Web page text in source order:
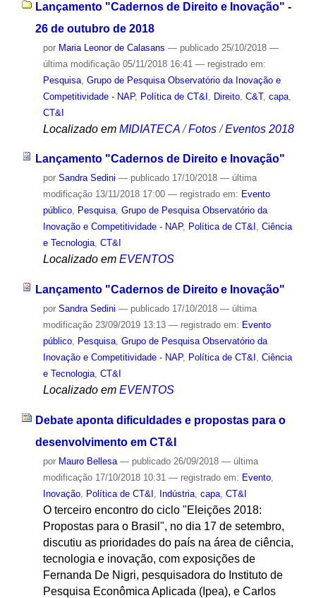
Lançamento "Cadernos de Direito e Inovação" -
26 de outubro de 2018
por Maria Leonor de Calasans — publicado25/10/2018 —
última modificação05/11/2018 16:41 — registrado em:
Pesquisa, Grupo de Pesquisa Observatório da Inovação e
Competitividade - NAP, Política de CT&I Direito, C&T, capa,
CT&I
Localizado em MIDIATECA /Fotos /Eventos 2018
Lançamento "Cadernos de Direito e Inovação"
por Sandra Sedini — publicado17/10/2018 — última
modificação13/11/2018 17:00 — registrado em: Evento
público, Pesquisa, Grupo de Pesquisa Observatório da
Inovação e Competitividade - NAP, Política de CT&I , Ciência
e Tecnologia, CT&I
Localizado em EVENTOS
Lançamento "Cadernos de Direito e Inovação"
por Sandra Sedini — publicado17/10/2018 — última
modificação23/09/2019 13:13 — registrado em: Evento
público, Pesquisa, Grupo de Pesquisa Observatório da
Inovação e Competitividade - NAP, Política de CT&I , Ciência
e Tecnologia, CT&I
Localizado em EVENTOS
Debate aponta dificuldades e propostas para o
desenvolvimento em CT&I
por Mauro Bellesa — publicado26/09/2018 — última
modificação17/10/2018 10:31 — registrado em: Evento,
Inovação, Política de CT&I Indústria, capa, CT&I
O terceiro encontro do ciclo "Eleições 2018:
Propostas para o Brasil", no dia 17 de setembro,
discutiu as prioridades do país na área de ciência,
tecnologia e inovação, com exposições de
Fernanda De Nigri, pesquisadora do Instituto de
Pesquisa Econômica Aplicada (Ipea), e Carlos